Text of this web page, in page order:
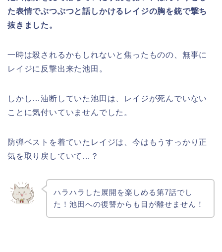
た表情でぶつぶつと話しかけるレイジの胸を銃で撃ち
抜きました。
一時は殺されるかもしれないと焦ったものの、無事に
レイジに反撃出来た池田。
しかし…油断していた池田は、レイジが死んでいない
ことに気付いていませんでした。
防弾ベストを着ていたレイジは、今はもうすっかり正
気を取り戻していて…？
ハラハラした展開を楽しめる第7話でし
た！池田への復讐からも目が離せません！